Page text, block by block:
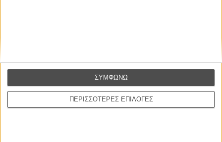
ΠΕΡΙΣΣΟΤΕΡΕΣ ΕΠΙΛΟΓΕΣ
ΣΥΜΦΩΝΩ
CONNECT